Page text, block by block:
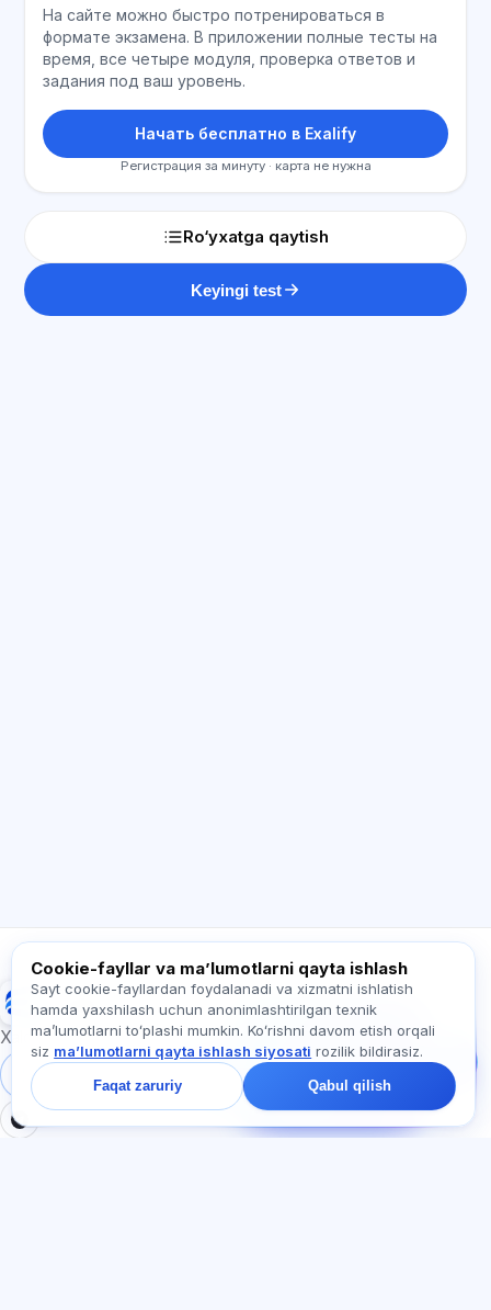
На сайте можно быстро потренироваться в
формате экзамена. В приложении полные тесты на
время, все четыре модуля, проверка ответов и
задания под ваш уровень.
Начать бесплатно в Exalify
Регистрация за минуту · карта не нужна
Ro‘yxatga qaytish
Keyingi test
Exalify
Xalqaro til imtihonlariga tayyorgarlik
Tizimga kirish
Ro‘yxatdan o‘tish
Bizga yozing!
Tariflar, imtihonlar yoki
nimadan boshlash
haqida so‘rang —
chatda bir daqiqa ichida
javob beramiz.
Cookie-fayllar va maʼlumotlarni qayta ishlash
Sayt cookie-fayllardan foydalanadi va xizmatni ishlatish
hamda yaxshilash uchun anonimlashtirilgan texnik
maʼlumotlarni toʻplashi mumkin. Koʻrishni davom etish orqali
siz maʼlumotlarni qayta ishlash siyosati rozilik bildirasiz.
Faqat zaruriy Qabul qilish